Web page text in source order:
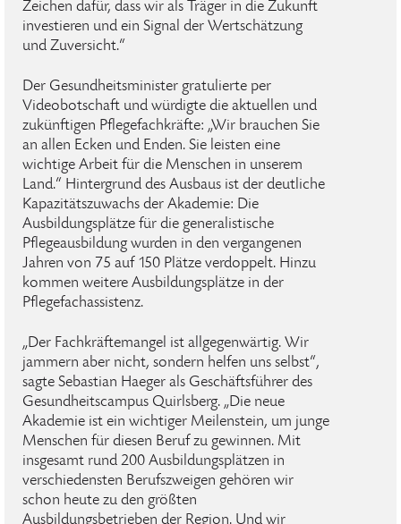
Zeichen dafür, dass wir als Träger in die Zukunft
investieren und ein Signal der Wertschätzung
und Zuversicht.“
Der Gesundheitsminister gratulierte per
Videobotschaft und würdigte die aktuellen und
zukünftigen Pflegefachkräfte: „Wir brauchen Sie
an allen Ecken und Enden. Sie leisten eine
wichtige Arbeit für die Menschen in unserem
Land.“ Hintergrund des Ausbaus ist der deutliche
Kapazitätszuwachs der Akademie: Die
Ausbildungsplätze für die generalistische
Pflegeausbildung wurden in den vergangenen
Jahren von 75 auf 150 Plätze verdoppelt. Hinzu
kommen weitere Ausbildungsplätze in der
Pflegefachassistenz.
„Der Fachkräftemangel ist allgegenwärtig. Wir
jammern aber nicht, sondern helfen uns selbst“,
sagte Sebastian Haeger als Geschäftsführer des
Gesundheitscampus Quirlsberg. „Die neue
Akademie ist ein wichtiger Meilenstein, um junge
Menschen für diesen Beruf zu gewinnen. Mit
insgesamt rund 200 Ausbildungsplätzen in
verschiedensten Berufszweigen gehören wir
schon heute zu den größten
Ausbildungsbetrieben der Region. Und wir